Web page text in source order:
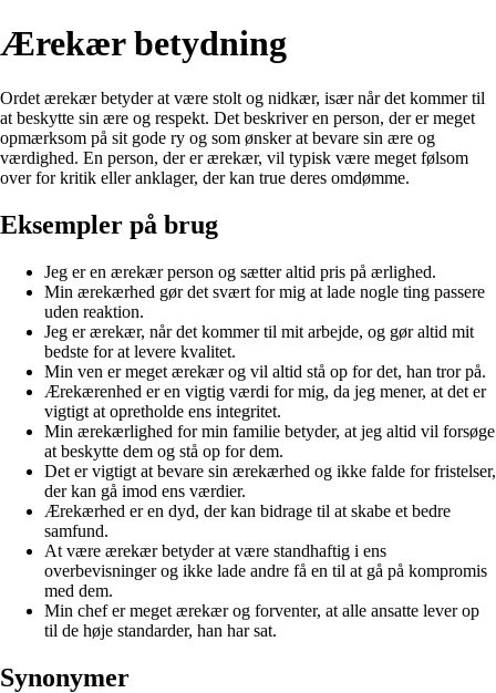
Ærekær betydning
Ordet ærekær betyder at være stolt og nidkær, især når det kommer til
at beskytte sin ære og respekt. Det beskriver en person, der er meget
opmærksom på sit gode ry og som ønsker at bevare sin ære og
værdighed. En person, der er ærekær, vil typisk være meget følsom
over for kritik eller anklager, der kan true deres omdømme.
Eksempler på brug
Jeg er en ærekær person og sætter altid pris på ærlighed.
Min ærekærhed gør det svært for mig at lade nogle ting passere
uden reaktion.
Jeg er ærekær, når det kommer til mit arbejde, og gør altid mit
bedste for at levere kvalitet.
Min ven er meget ærekær og vil altid stå op for det, han tror på.
Ærekærenhed er en vigtig værdi for mig, da jeg mener, at det er
vigtigt at opretholde ens integritet.
Min ærekærlighed for min familie betyder, at jeg altid vil forsøge
at beskytte dem og stå op for dem.
Det er vigtigt at bevare sin ærekærhed og ikke falde for fristelser,
der kan gå imod ens værdier.
Ærekærhed er en dyd, der kan bidrage til at skabe et bedre
samfund.
At være ærekær betyder at være standhaftig i ens
overbevisninger og ikke lade andre få en til at gå på kompromis
med dem.
Min chef er meget ærekær og forventer, at alle ansatte lever op
til de høje standarder, han har sat.
Synonymer